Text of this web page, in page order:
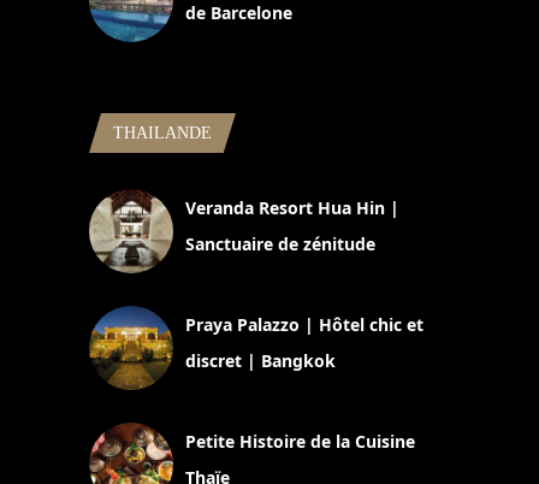
de Barcelone
THAILANDE
Veranda Resort Hua Hin |
Sanctuaire de zénitude
Praya Palazzo | Hôtel chic et
discret | Bangkok
Petite Histoire de la Cuisine
Thaïe